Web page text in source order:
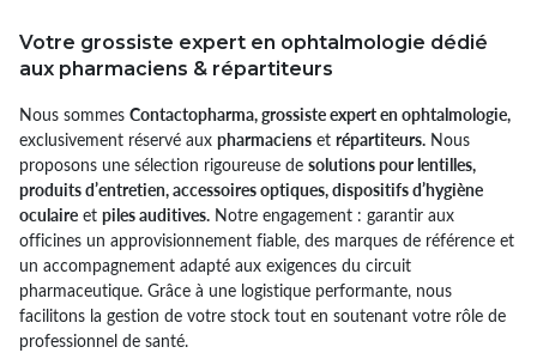
Votre grossiste expert en ophtalmologie dédié
aux pharmaciens & répartiteurs
Nous sommes Contactopharma, grossiste expert en ophtalmologie,
exclusivement réservé aux pharmaciens et répartiteurs. Nous
proposons une sélection rigoureuse de solutions pour lentilles,
produits d’entretien, accessoires optiques, dispositifs d’hygiène
oculaire et piles auditives. Notre engagement : garantir aux
officines un approvisionnement fiable, des marques de référence et
un accompagnement adapté aux exigences du circuit
pharmaceutique. Grâce à une logistique performante, nous
facilitons la gestion de votre stock tout en soutenant votre rôle de
professionnel de santé.